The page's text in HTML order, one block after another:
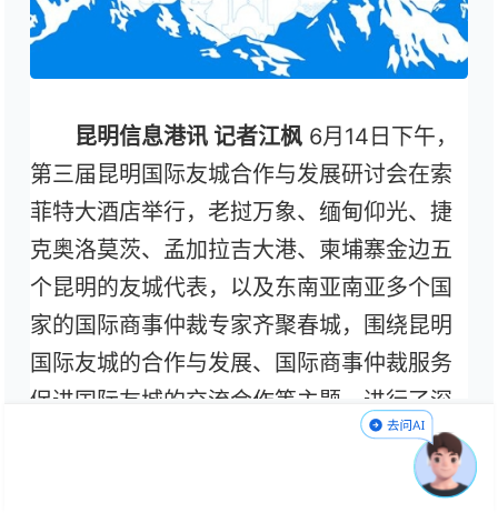
昆明信息港讯 记者江枫 6月14日下午，
第三届昆明国际友城合作与发展研讨会在索
菲特大酒店举行，老挝万象、缅甸仰光、捷
克奥洛莫茨、孟加拉吉大港、柬埔寨金边五
个昆明的友城代表，以及东南亚南亚多个国
家的国际商事仲裁专家齐聚春城，围绕昆明
国际友城的合作与发展、国际商事仲裁服务
促进国际友城的交流合作等主题，进行了深